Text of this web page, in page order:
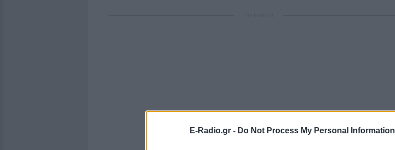
E-Radio.gr - Do Not Process My Personal Information